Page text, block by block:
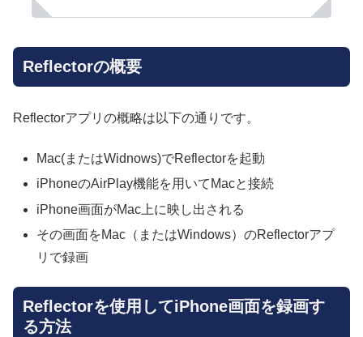
Reflectorの概要
Reflectorアプリの概略は以下の通りです。
Mac(またはWidnows)でReflectorを起動
iPhoneのAirPlay機能を用いてMacと接続
iPhone画面がMac上に映し出される
その画面をMac（またはWindows）のReflectorアプ
リで録画
Reflectorを使用してiPhone画面を録画す
る方法